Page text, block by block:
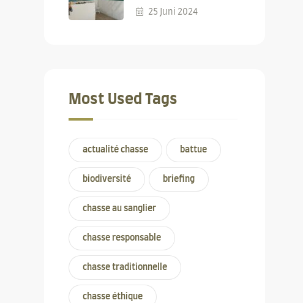
25 Juni 2024
Most Used Tags
actualité chasse battue
biodiversité briefing
chasse au sanglier
chasse responsable
chasse traditionnelle
chasse éthique